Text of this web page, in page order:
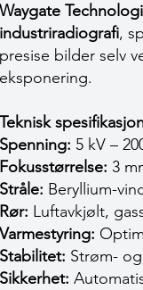
Waygate
industriradiografi,
presise bilder selv
eksponering.
Teknisk
Spenning: 5 kV –
Fokusstørrelse: 3
Stråle: Beryllium-
Rør: Luftavkjølt,
Varmestyring:
Stabilitet: Strøm-
Sikkerhet: